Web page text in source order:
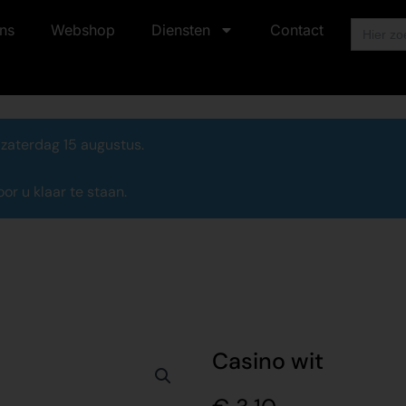
Webshop Diensten Contact
Zoek
15 augustus.
u klaar te staan.
Casino wit